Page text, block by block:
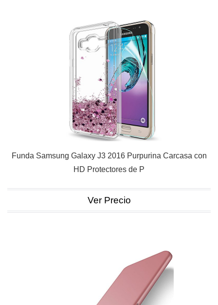
Funda Samsung Galaxy J3 2016 Purpurina Carcasa con
HD Protectores de P
Ver Precio